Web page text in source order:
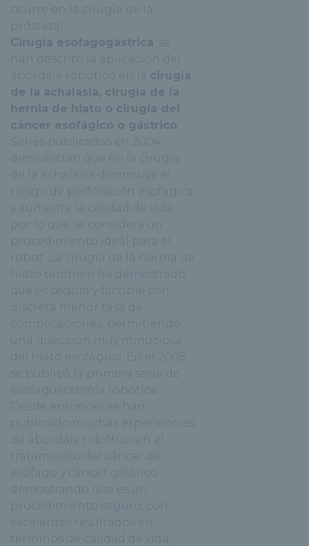
ocurre en la cirugía de la
próstata).
Cirugía esofagogástrica : se
han descrito la aplicación del
abordaje robótico en la cirugía
de la achalasia, cirugía de la
hernia de hiato o cirugía del
cáncer esofágico o gástrico
Series publicadas en 2004
demuestran que en la cirugía
de la achalasia disminuye el
riesgo de perforación esofágica
y aumenta la calidad de vida,
por lo que se considera un
procedimiento ideal para el
robot. La cirugía de la hernia de
hiato también ha demostrado
que es segura y factible con
discreta menor tasa de
complicaciones, permitiendo
una disección muy minuciosa
del hiato esofágico. En el 2005
se publicó la primera serie de
esofaguectomía robótica.
Desde entonces se han
publicado muchas experiencias
de abordaje robótico en el
tratamiento del cáncer de
esófago y cáncer gástrico
demostrando que es un
procedimiento seguro, con
excelentes resultados en
términos de calidad de vida,